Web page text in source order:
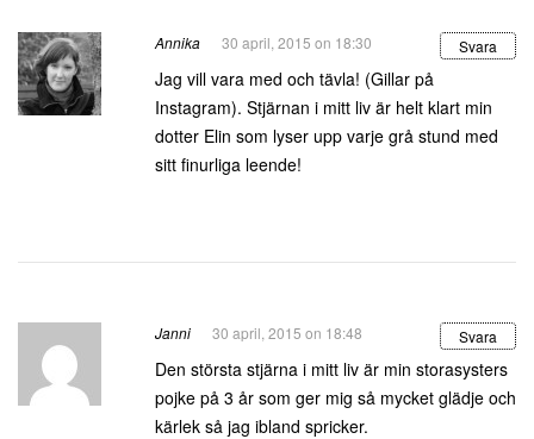
Annika 30 april, 2015 on 18:30 Svara
Jag vill vara med och tävla! (Gillar på
Instagram). Stjärnan i mitt liv är helt klart min
dotter Elin som lyser upp varje grå stund med
sitt finurliga leende!
Janni 30 april, 2015 on 18:48 Svara
Den största stjärna i mitt liv är min storasysters
pojke på 3 år som ger mig så mycket glädje och
kärlek så jag ibland spricker.